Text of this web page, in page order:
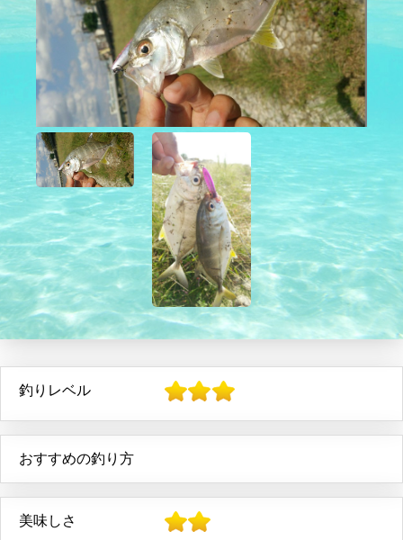
釣りレベル
おすすめの釣り方
美味しさ